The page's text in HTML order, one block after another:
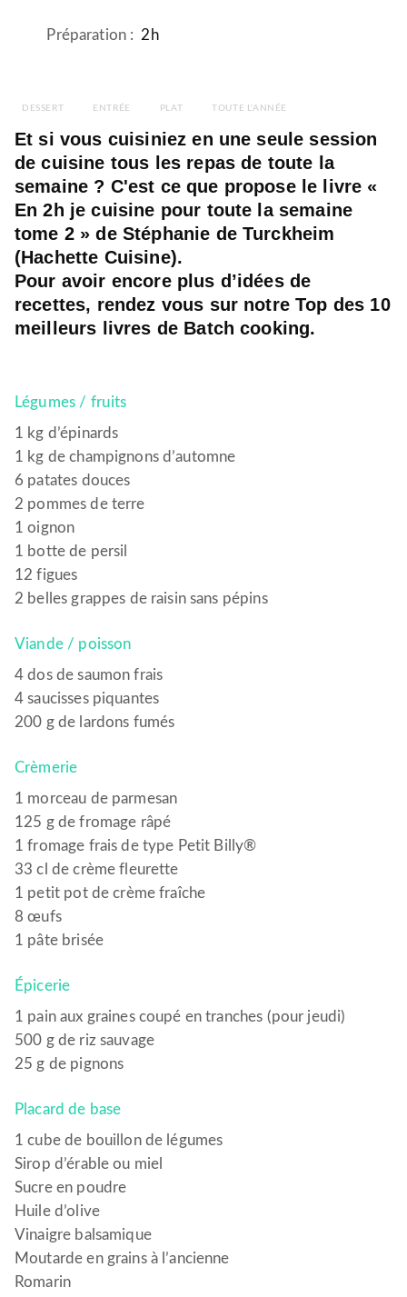
Préparation : 2h
DESSERT ENTRÉE PLAT TOUTE L'ANNÉE
Et si vous cuisiniez en une seule session
de cuisine tous les repas de toute la
semaine ? C'est ce que propose le livre «
En 2h je cuisine pour toute la semaine
tome 2 » de Stéphanie de Turckheim
(Hachette Cuisine).
Pour avoir encore plus d’idées de
recettes, rendez vous sur notre Top des 10
meilleurs livres de Batch cooking.
Légumes / fruits
1 kg d’épinards
1 kg de champignons d’automne
6 patates douces
2 pommes de terre
1 oignon
1 botte de persil
12 figues
2 belles grappes de raisin sans pépins
Viande / poisson
4 dos de saumon frais
4 saucisses piquantes
200 g de lardons fumés
Crèmerie
1 morceau de parmesan
125 g de fromage râpé
1 fromage frais de type Petit Billy®
33 cl de crème fleurette
1 petit pot de crème fraîche
8 œufs
1 pâte brisée
Épicerie
1 pain aux graines coupé en tranches (pour jeudi)
500 g de riz sauvage
25 g de pignons
Placard de base
1 cube de bouillon de légumes
Sirop d’érable ou miel
Sucre en poudre
Huile d’olive
Vinaigre balsamique
Moutarde en grains à l’ancienne
Romarin